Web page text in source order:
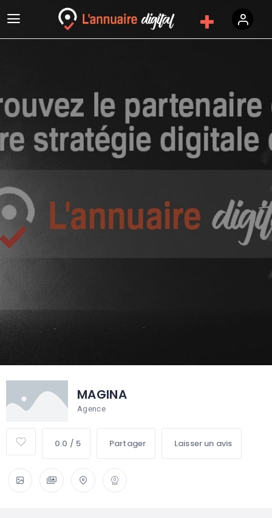
MAGINA
Agence
0.0 / 5 Partager Laisser un avis